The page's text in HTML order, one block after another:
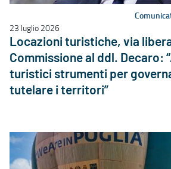
23 luglio 2026
Locazioni turistiche, via
Commissione al ddl. Decaro:
turistici strumenti per
tutelare i territori”